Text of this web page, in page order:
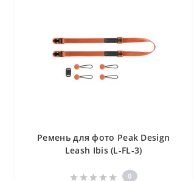
Ремень для фото Peak Design
Leash Ibis (L-FL-3)
0